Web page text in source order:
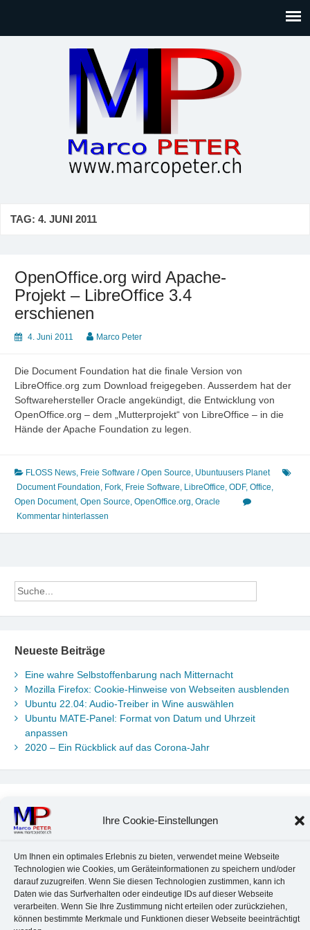
Ihre Cookie-Einstellungen
Um Ihnen ein optimales Erlebnis zu bieten, verwendet meine Webseite
Technologien wie Cookies, um Geräteinformationen zu speichern und/oder
darauf zuzugreifen. Wenn Sie diesen Technologien zustimmen, kann ich
Daten wie das Surfverhalten oder eindeutige IDs auf dieser Webseite
verarbeiten. Wenn Sie Ihre Zustimmung nicht erteilen oder zurückziehen,
können bestimmte Merkmale und Funktionen dieser Webseite beeinträchtigt
Gesellschaft, Musik, Photographie, Sport und Technik (IT)
TAG: 4. JUNI 2011
OpenOffice.org wird Apache-
Projekt – LibreOffice 3.4
erschienen
4. Juni 2011 Marco Peter
Die Document Foundation hat die finale Version von
LibreOffice.org zum Download freigegeben. Ausserdem hat der
Softwarehersteller Oracle angekündigt, die Entwicklung von
OpenOffice.org – dem „Mutterprojekt“ von LibreOffice – in die
Hände der Apache Foundation zu legen.
FLOSS News, Freie Software / Open Source, Ubuntuusers Planet
Document Foundation, Fork, Freie Software, LibreOffice, ODF, Office,
Open Document, Open Source, OpenOffice.org, Oracle
Kommentar hinterlassen
Neueste Beiträge
Eine wahre Selbstoffenbarung nach Mitternacht
Mozilla Firefox: Cookie-Hinweise von Webseiten ausblenden
Ubuntu 22.04: Audio-Treiber in Wine auswählen
Ubuntu MATE-Panel: Format von Datum und Uhrzeit
anpassen
2020 – Ein Rückblick auf das Corona-Jahr
Neueste Kommentare
Chr. Kotte
Ubuntu 22.04: Audio-Treiber in Wine auswählen
Uhrzeit anpassen
JohanneszuUbuntu MATE-Panel: Format von Datum und
Uhrzeit anpassen
Brummel Herbolzheim
zu
Musik-Portrait Nr. 1: Les Assoiffés
aus Mittelbergheim